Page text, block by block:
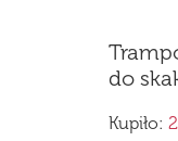
do
Kupiło:21